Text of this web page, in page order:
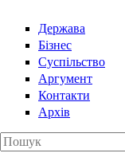
Держава
Бізнес
Суспільство
Аргумент
Контакти
Архів